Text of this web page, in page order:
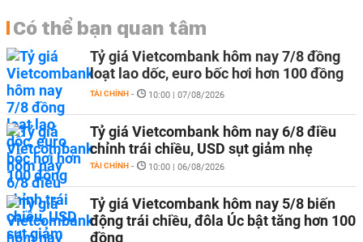
Có thể bạn quan tâm
Tỷ giá Vietcombank hôm nay 7/8 đồng
loạt lao dốc, euro bốc hơi hơn 100 đồng
TÀI CHÍNH - 10:00 | 07/08/2026
Tỷ giá Vietcombank hôm nay 6/8 điều
chỉnh trái chiều, USD sụt giảm nhẹ
TÀI CHÍNH - 10:00 | 06/08/2026
Tỷ giá Vietcombank hôm nay 5/8 biến
động trái chiều, đôla Úc bật tăng hơn 100
đồng